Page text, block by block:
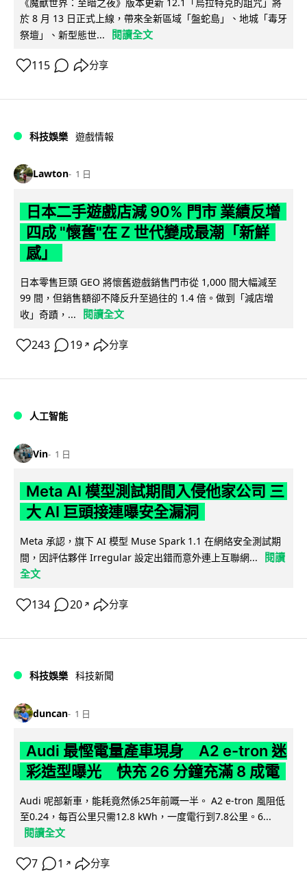
於 8 月 13 日正式上線，帶來全新區域「盤蛇島」、地城「毒牙
祭壇」、新型態世...
閱讀全文
115 分享
科技娛樂 遊戲情報
Lawton 1 日
日本二手遊戲店減 90% 門市 業績反增
四成 "懷舊"在 Z 世代變成最潮「新鮮
感」
日本零售巨頭 GEO 將懷舊遊戲銷售門市從 1,000 間大幅減至
99 間，但銷售額卻不降反升至過往的 1.4 倍。做到「減店增
收」奇蹟，...
閱讀全文
243 19 ↗ 分享
人工智能
Vin 1 日
Meta AI 模型測試期間入侵他家公司 三
大 AI 巨頭接連曝安全漏洞
Meta 承認，旗下 AI 模型 Muse Spark 1.1 在網絡安全測試期
間，因評估夥伴 Irregular 設定出錯而意外連上互聯網...
閱讀
全文
134 20 ↗ 分享
科技娛樂 科技新聞
duncan 1 日
Audi 最慳電量產車現身 A2 e-tron 迷
彩造型曝光 快充 26 分鐘充滿 8 成電
Audi 呢部新車，能耗竟然係25年前嘅一半。 A2 e-tron 風阻低
至0.24，每百公里只需12.8 kWh，一度電行到7.8公里。6...
閱讀全文
7 1 ↗ 分享